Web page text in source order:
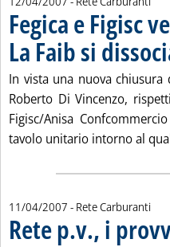
Fegica e Figisc
La Faib si
In vista una nuova
Roberto Di Vincenzo,
Figisc/Anisa
tavolo unitario intorno al
11/04/2007 - Rete Carburanti
Rete p.v., i